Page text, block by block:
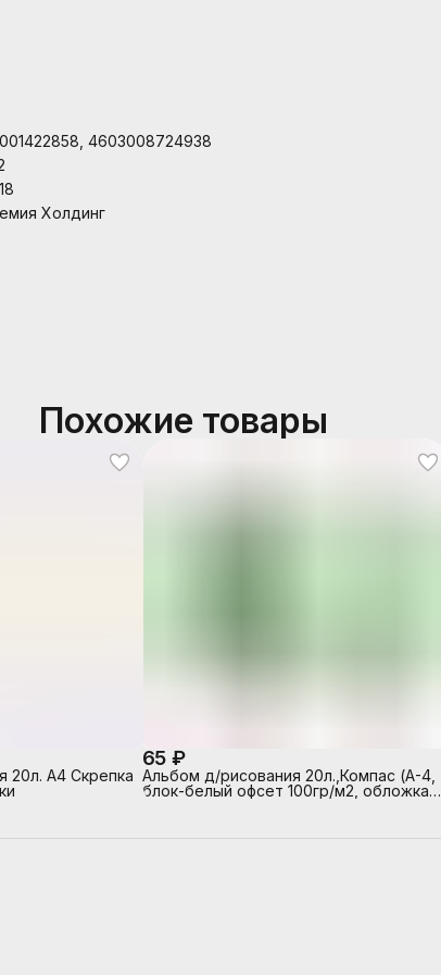
4603008724938
Холдинг
Похожие товары
20л. А4 Скрепка
65 ₽
Альбом д/рисования 20л.,Компас (А-4,
блок-белый офсет 100гр/м2, обложка -